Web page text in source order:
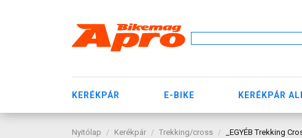
KERÉKPÁR E-BIKE KERÉKPÁR
Nyitólap Kerékpár Trekking/cross _EGYÉB Trekking